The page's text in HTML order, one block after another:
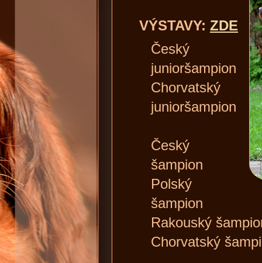
VÝSTAVY: ZDE
Český
junioršampion
Chorvatský
junioršampion
Český
šampion
Polský
šampion
Rakouský
Chorvatský